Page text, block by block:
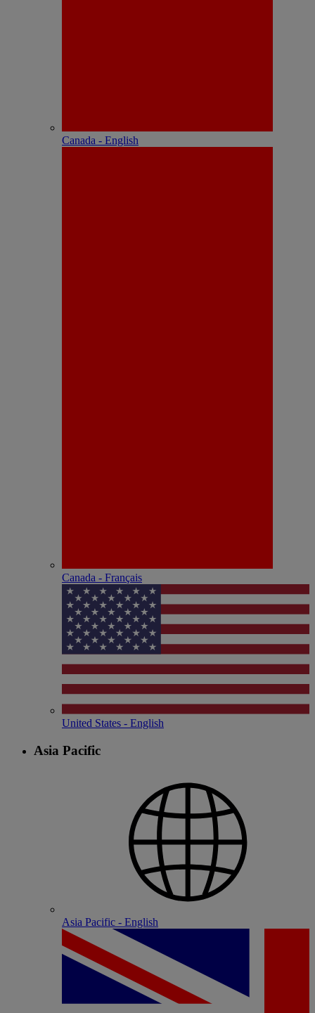
Canada - English
Canada - Français
United States - English
Asia Pacific
Asia Pacific - English